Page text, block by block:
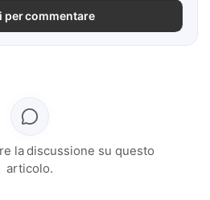
per commentare
la discussione su questo
articolo.